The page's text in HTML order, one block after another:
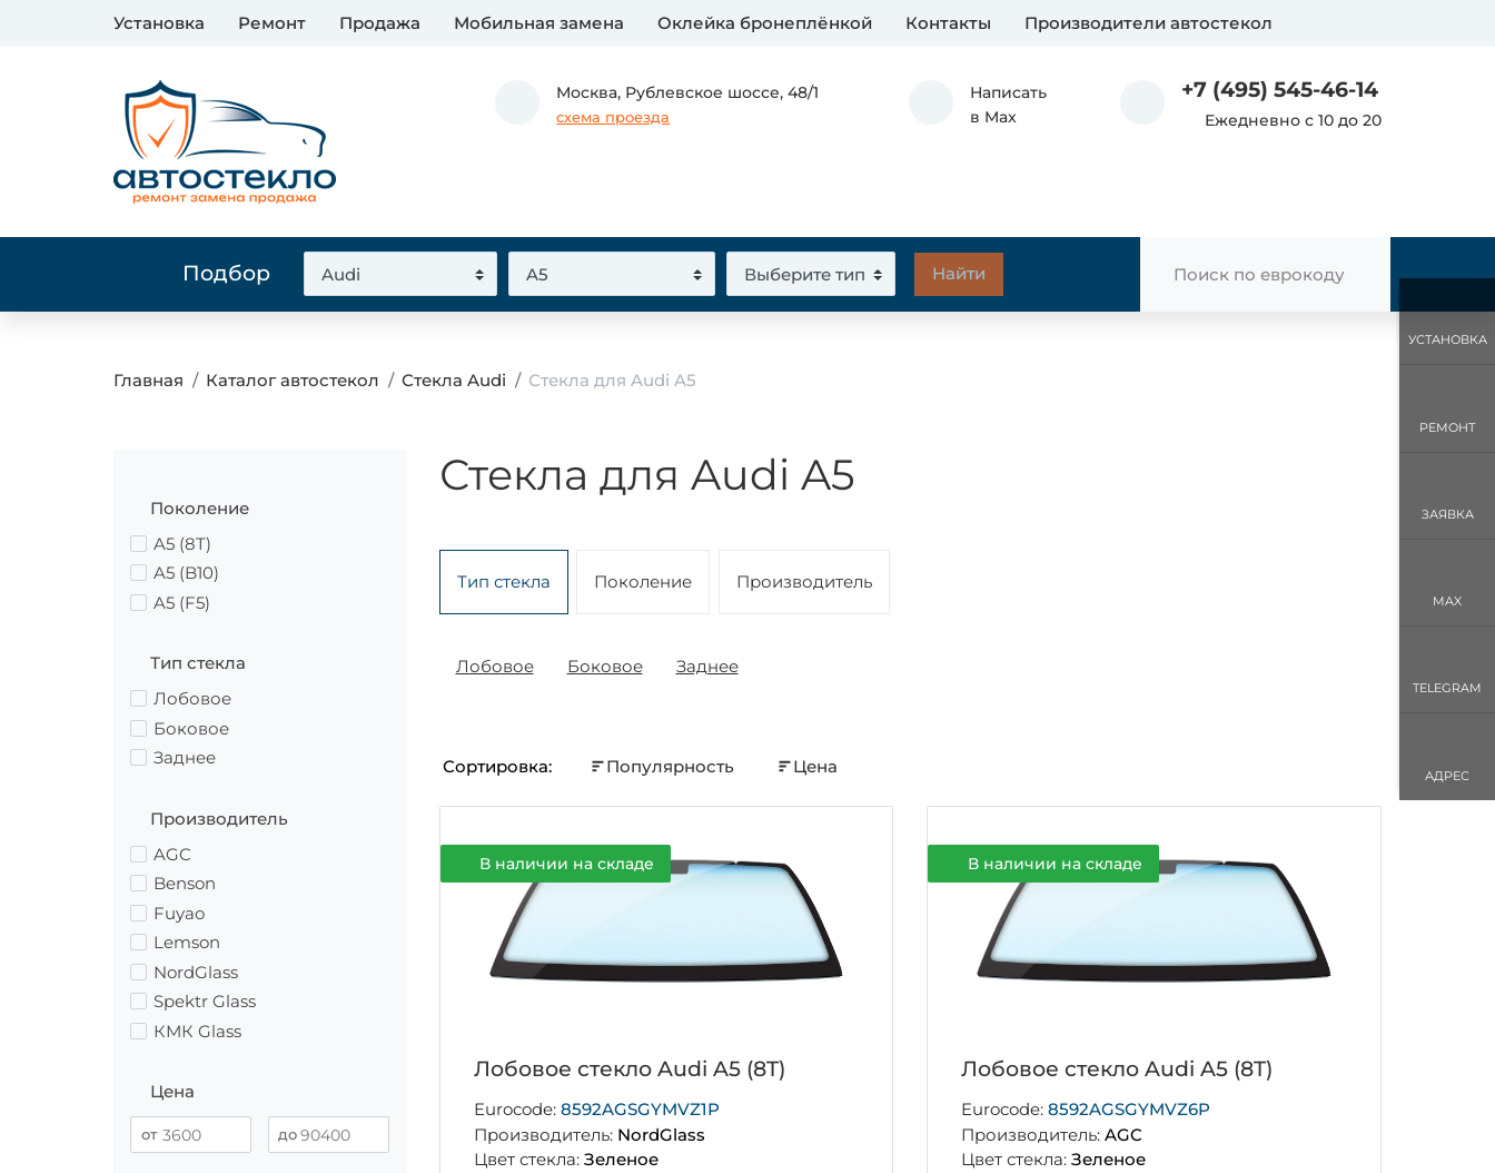
Установка Ремонт Продажа Мобильная замена Оклейка бронеплёнкой Контакты Производители автостекол
Москва, Рублевское шоссе, 48/1
схема проезда
Написать
в Max
+7 (495) 545-46-14
Ежедневно с 10 до 20
Подбор
Главная Каталог автостекол Стекла Audi Стекла для Audi A5
Поколение
A5 (8T)
A5 (B10)
A5 (F5)
Тип стекла
Лобовое
Боковое
Заднее
Производитель
AGC
Benson
Fuyao
Lemson
NordGlass
Spektr Glass
КМК Glass
Цена
Стекла для Audi A5
Тип стекла
Лобовое Боковое Заднее
Поколение Производитель
Сортировка: Популярность Цена
В наличии на складе
Лобовое стекло Audi A5 (8T)
Eurocode: 8592AGSGYMVZ1P
Производитель: NordGlass
Цвет стекла: Зеленое
В наличии на складе
Лобовое стекло Audi A5 (8T)
Eurocode:8592AGSGYMVZ6P
Производитель:AGC
Цвет стекла:Зеленое
УСТАНОВКА
РЕМОНТ
ЗАЯВКА
MAX
TELEGRAM
АДРЕС